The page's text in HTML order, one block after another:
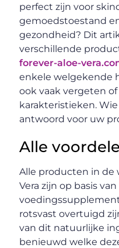
perfect zijn voor
gemoedstoestand
gezondheid? Dit
verschillende
forever-aloe-
enkele welgekende
ook vaak vergeten
karakteristieken.
antwoord voor uw
Alle
Alle producten in de
Vera zijn op basis
rotsvast overtuigd
van dit natuurlijke
benieuwd welke